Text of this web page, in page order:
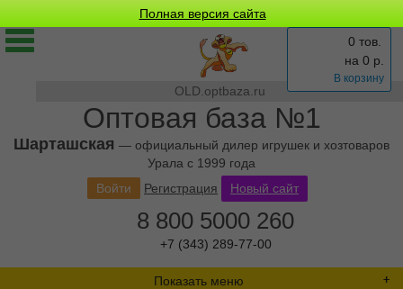
Полная версия сайта
OLD.optbaza.ru
Оптовая база №1
Шарташская — официальный дилер игрушек и хозтоваров
Урала с 1999 года
0 тов.
на 0 р.
В корзину
Войти Регистрация Новый сайт
8 800 5000 260
+7 (343) 289-77-00
Показать меню